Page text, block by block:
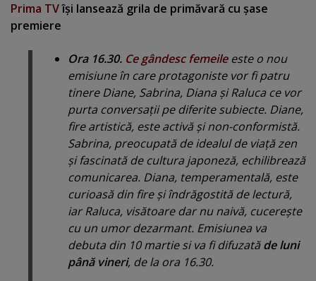
Prima TVîşi lansează grila de primăvară cu şase
premiere
Ora 16.30. Ce gândesc femeileeste o nou
emisiune în care protagoniste vor fi patru
tinere Diane, Sabrina, Diana şi Raluca ce vor
purta conversaţii pe diferite subiecte. Diane,
fire artistică, este activă şi non-conformistă.
Sabrina, preocupată de idealul de viaţă zen
şi fascinată de cultura japoneză, echilibrează
comunicarea. Diana, temperamentală, este
curioasă din fire şi îndrăgostită de lectură,
iar Raluca, visătoare dar nu naivă, cucereşte
cu un umor dezarmant. Emisiunea va
debuta din 10 martie si va fi difuzatăde luni
până vineri, de la ora 16.30.